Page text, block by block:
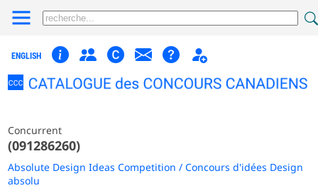
ENGLISH
Concurrent
(091286260)
Absolute Design Ideas Competition / Concours d'idées Design
absolu